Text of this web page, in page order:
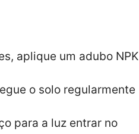
aplique um adubo NPK
o solo regularmente
para a luz entrar no